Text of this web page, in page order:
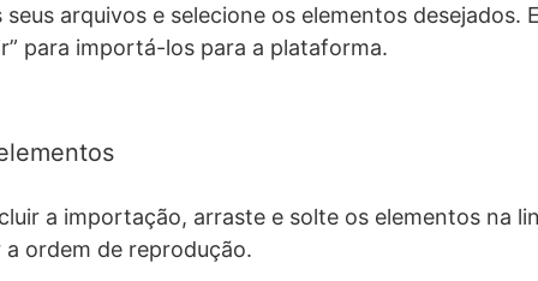
arquivos e selecione os elementos desejados.
para importá-los para a plataforma.
a importação, arraste e solte os elementos na
ordem de reprodução.